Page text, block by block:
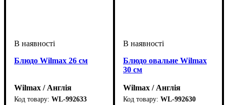
Блюдо Wilmax 26 см
Wilmax / Англія
WL-992633
Блюдо овальне Wilmax
30 см
Wilmax / Англія
WL-992630